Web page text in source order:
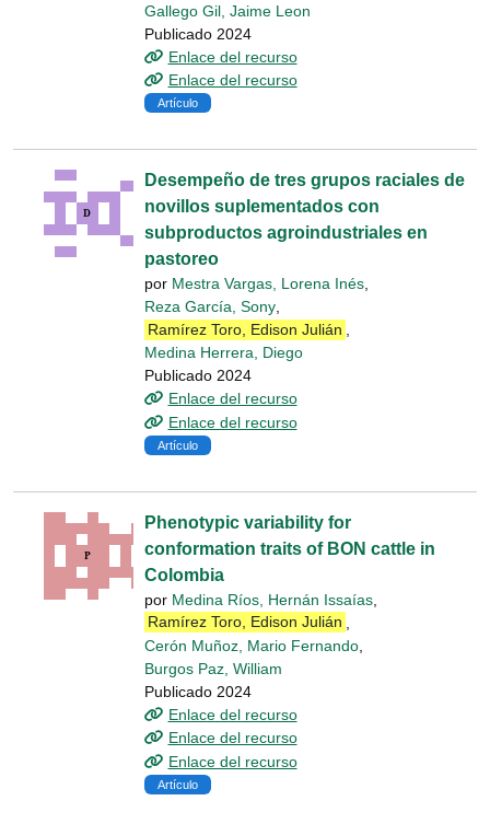
Gallego Gil, Jaime Leon
Publicado 2024
Enlace del recurso
Enlace del recurso
Artículo
Desempeño de tres grupos raciales de
novillos suplementados con
subproductos agroindustriales en
pastoreo
por Mestra Vargas, Lorena Inés
Reza García, Sony
Ramírez Toro, Edison Julián
Medina Herrera, Diego
Publicado 2024
Enlace del recurso
Enlace del recurso
Artículo
Phenotypic variability for
conformation traits of BON cattle in
Colombia
por Medina Ríos, Hernán Issaías
Ramírez Toro, Edison Julián
Cerón Muñoz, Mario Fernando
Burgos Paz, William
Publicado 2024
Enlace del recurso
Enlace del recurso
Enlace del recurso
Artículo